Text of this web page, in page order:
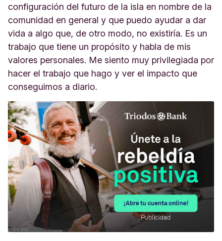
configuración del futuro de la isla en nombre de la
comunidad en general y que puedo ayudar a dar
vida a algo que, de otro modo, no existiría. Es un
trabajo que tiene un propósito y habla de mis
valores personales. Me siento muy privilegiada por
hacer el trabajo que hago y ver el impacto que
conseguimos a diario.